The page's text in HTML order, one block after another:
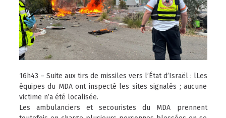
16h43 – Suite aux tirs de missiles vers l’État d’Israël : lLes
équipes du MDA ont inspecté les sites signalés ; aucune
victime n’a été localisée.
Les ambulanciers et secouristes du MDA prennent